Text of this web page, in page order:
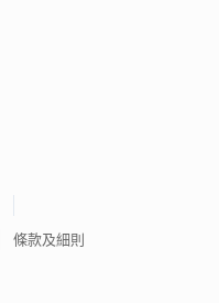
條款及細則